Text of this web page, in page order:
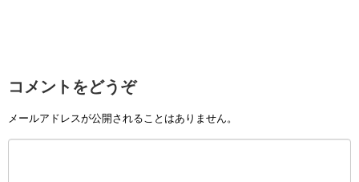
コメントをどうぞ
メールアドレスが公開されることはありません。